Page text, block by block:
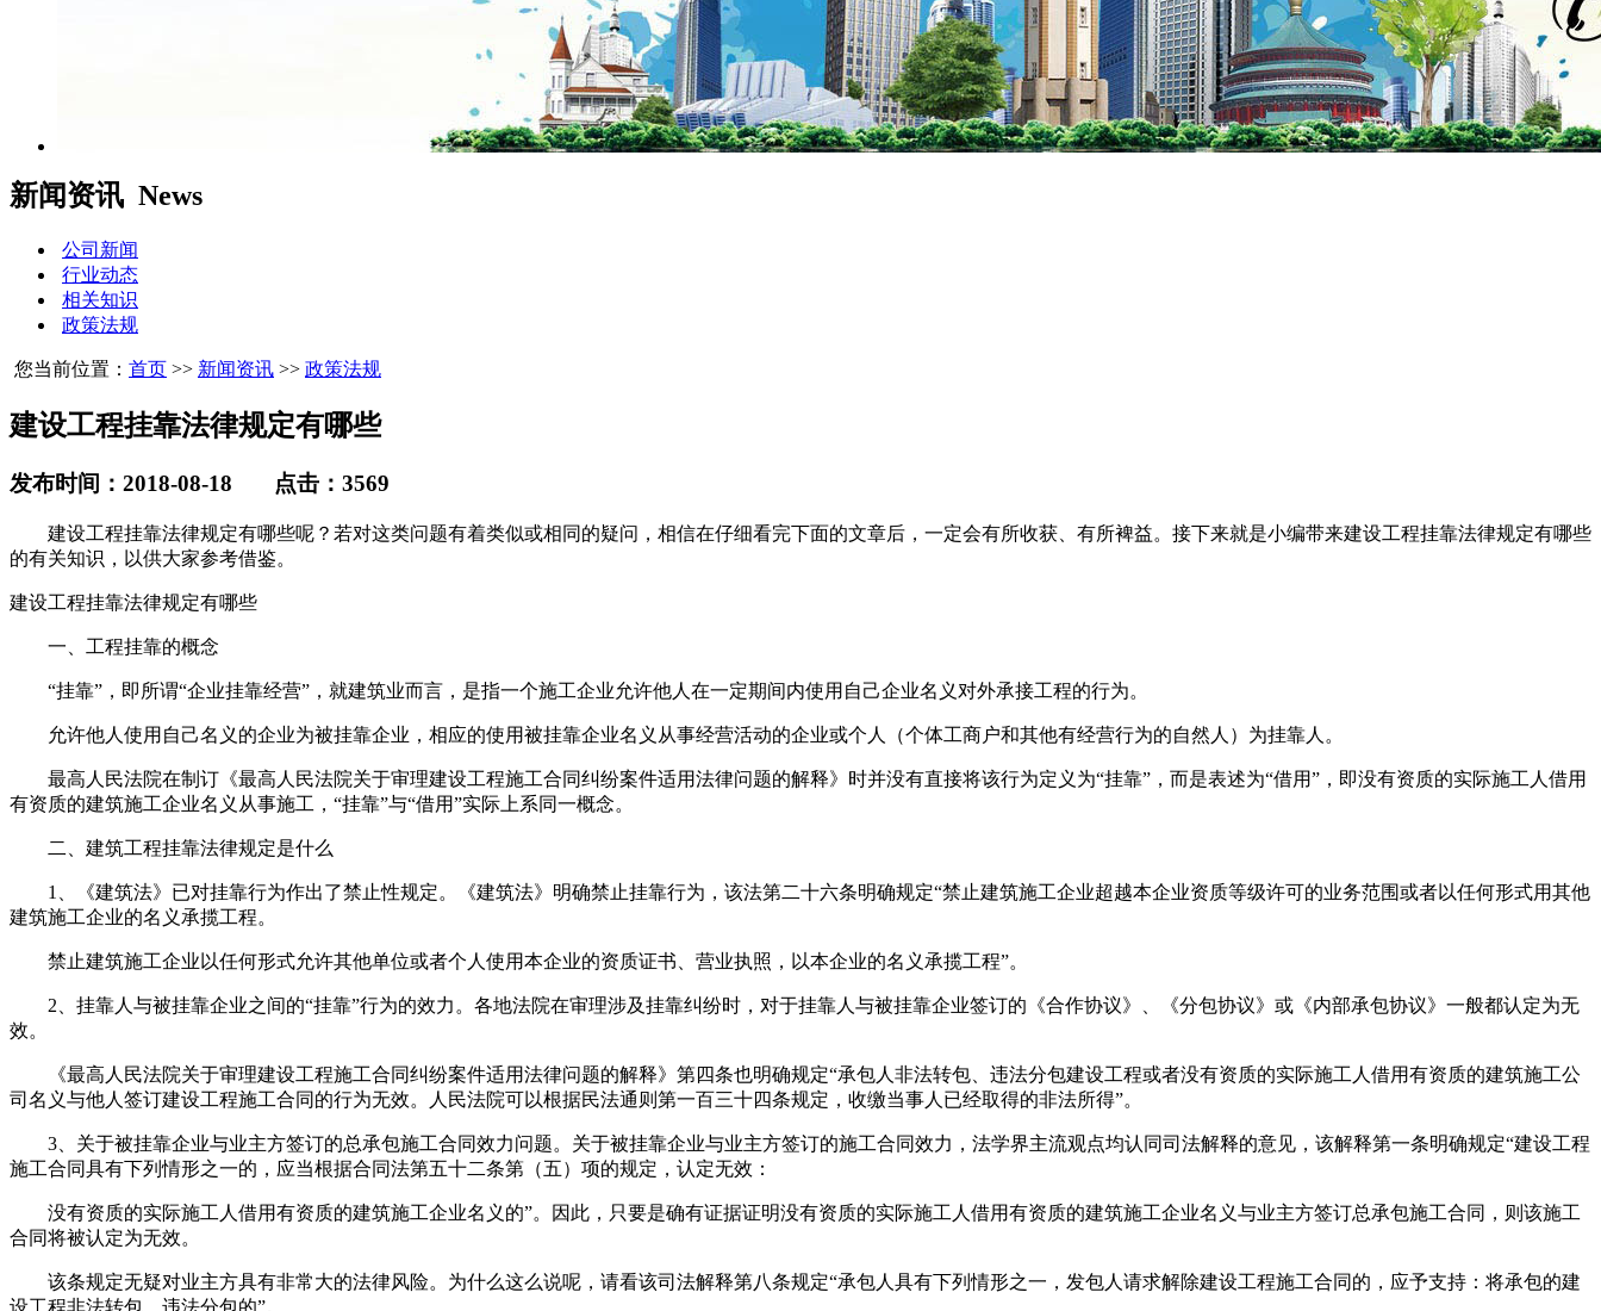
新闻资讯 News
公司新闻
行业动态
相关知识
政策法规
您当前位置： 首页 >> 新闻资讯 >> 政策法规
建设工程挂靠法律规定有哪些
发布时间：2018-08-18 点击：3569
建设工程挂靠法律规定有哪些呢？若对这类问题有着类似或相同的疑问，相信在仔细看完下面的文章后，一定会有所收获、有所裨益。接下来就是小编带来建设工程挂靠法律规定有哪些
的有关知识，以供大家参考借鉴。
建设工程挂靠法律规定有哪些
一、工程挂靠的概念
“挂靠”，即所谓“企业挂靠经营”，就建筑业而言，是指一个施工企业允许他人在一定期间内使用自己企业名义对外承接工程的行为。
允许他人使用自己名义的企业为被挂靠企业，相应的使用被挂靠企业名义从事经营活动的企业或个人（个体工商户和其他有经营行为的自然人）为挂靠人。
最高人民法院在制订《最高人民法院关于审理建设工程施工合同纠纷案件适用法律问题的解释》时并没有直接将该行为定义为“挂靠”，而是表述为“借用”，即没有资质的实际施工人借用
有资质的建筑施工企业名义从事施工，“挂靠”与“借用”实际上系同一概念。
二、建筑工程挂靠法律规定是什么
1、《建筑法》已对挂靠行为作出了禁止性规定。《建筑法》明确禁止挂靠行为，该法第二十六条明确规定“禁止建筑施工企业超越本企业资质等级许可的业务范围或者以任何形式用其他
建筑施工企业的名义承揽工程。
禁止建筑施工企业以任何形式允许其他单位或者个人使用本企业的资质证书、营业执照，以本企业的名义承揽工程”。
2、挂靠人与被挂靠企业之间的“挂靠”行为的效力。各地法院在审理涉及挂靠纠纷时，对于挂靠人与被挂靠企业签订的《合作协议》、《分包协议》或《内部承包协议》一般都认定为无
效。
《最高人民法院关于审理建设工程施工合同纠纷案件适用法律问题的解释》第四条也明确规定“承包人非法转包、违法分包建设工程或者没有资质的实际施工人借用有资质的建筑施工公
司名义与他人签订建设工程施工合同的行为无效。人民法院可以根据民法通则第一百三十四条规定，收缴当事人已经取得的非法所得”。
3、关于被挂靠企业与业主方签订的总承包施工合同效力问题。关于被挂靠企业与业主方签订的施工合同效力，法学界主流观点均认同司法解释的意见，该解释第一条明确规定“建设工程
施工合同具有下列情形之一的，应当根据合同法第五十二条第（五）项的规定，认定无效：
没有资质的实际施工人借用有资质的建筑施工企业名义的”。因此，只要是确有证据证明没有资质的实际施工人借用有资质的建筑施工企业名义与业主方签订总承包施工合同，则该施工
合同将被认定为无效。
该条规定无疑对业主方具有非常大的法律风险。为什么这么说呢，请看该司法解释第八条规定“承包人具有下列情形之一，发包人请求解除建设工程施工合同的，应予支持：将承包的建
设工程非法转包、违法分包的”。